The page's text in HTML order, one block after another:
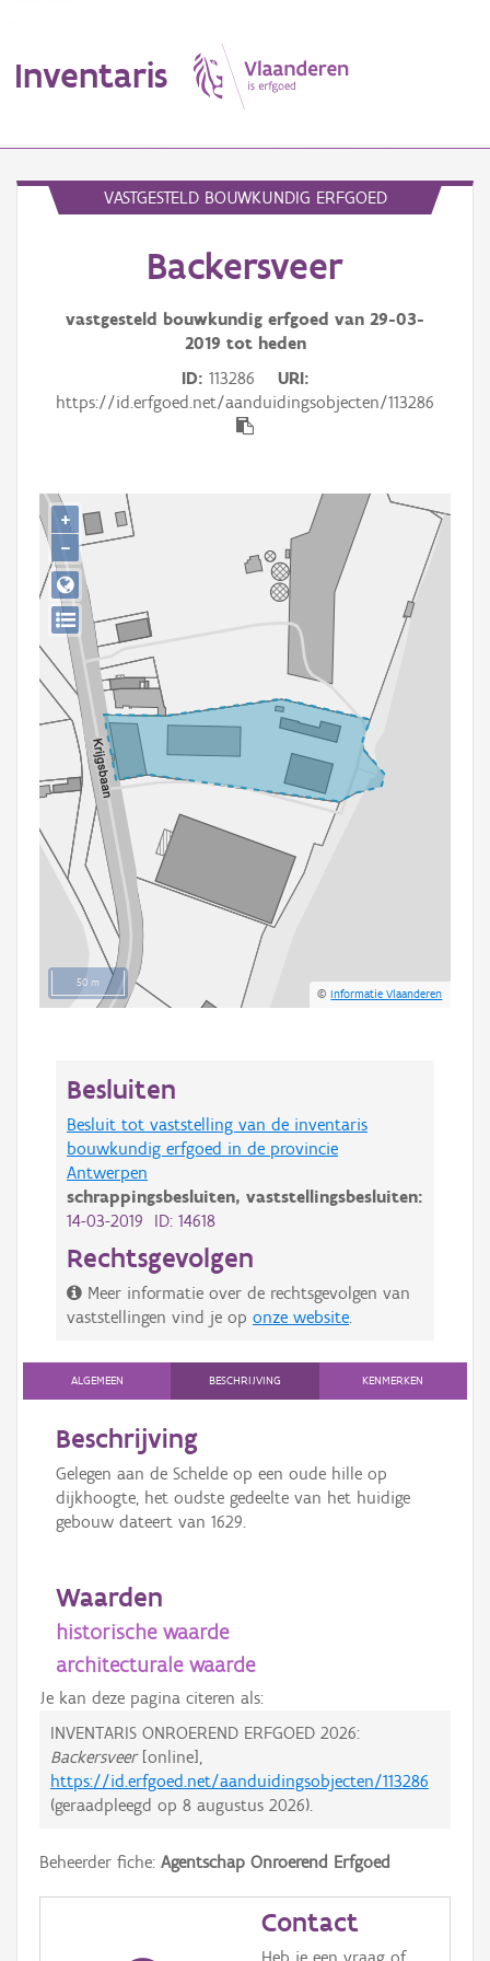
Inventaris
Aanduidingsobject
Thema
Persoon of collectief
Downloads
Hergebruik
Aanmelden
VASTGESTELD BOUWKUNDIG ERFGOED
Backersveer
vastgesteld bouwkundig erfgoed van 29-03-
2019 tot heden
ID 113286
URI
https://id.erfgoed.net/aanduidingsobjecten/113286
50 m
©Informatie Vlaanderen
+
−
Besluiten
Besluit tot vaststelling van de inventaris
bouwkundig erfgoed in de provincie
Antwerpen
schrappingsbesluiten, vaststellingsbesluiten:
14-03-2019 ID: 14618
Rechtsgevolgen
Meer informatie over de rechtsgevolgen van
vaststellingen vind je op onze website
ALGEMEEN BESCHRIJVING KENMERKEN
Beschrijving
Gelegen aan de Schelde op een oude hille op
dijkhoogte, het oudste gedeelte van het huidige
gebouw dateert van 1629.
Waarden
historische waarde
architecturale waarde
Je kan deze pagina citeren als:
INVENTARIS ONROEREND ERFGOED 2026:
Backersveer[online],
https://id.erfgoed.net/aanduidingsobjecten/113286
(geraadpleegd op 8 augustus 2026).
Beheerder fiche: Agentschap Onroerend Erfgoed
Contact